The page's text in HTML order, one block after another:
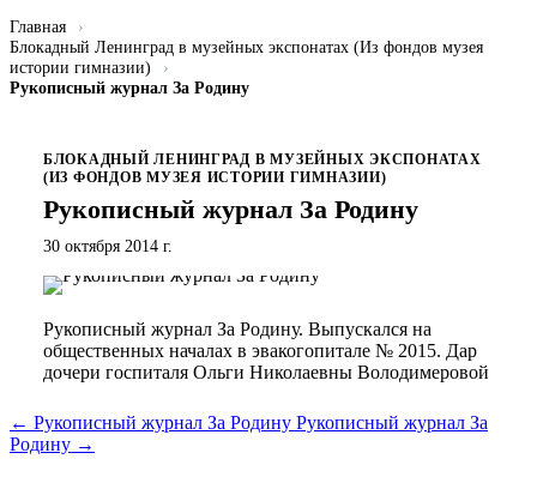
Главная
Блокадный Ленинград в музейных экспонатах (Из фондов музея
истории гимназии)
Рукописный журнал За Родину
БЛОКАДНЫЙ ЛЕНИНГРАД В МУЗЕЙНЫХ ЭКСПОНАТАХ
(ИЗ ФОНДОВ МУЗЕЯ ИСТОРИИ ГИМНАЗИИ)
Рукописный журнал За Родину
30 октября 2014 г.
Рукописный журнал За Родину. Выпускался на
общественных началах в эвакогопитале № 2015. Дар
дочери госпиталя Ольги Николаевны Володимеровой
← Рукописный журнал За Родину Рукописный журнал За
Родину →